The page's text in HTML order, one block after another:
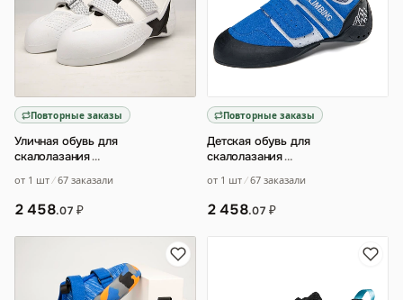
Повторные заказы
Уличная обувь для
скалолазания…
от 1 шт 67 заказали
2 458.07 ₽
Повторные заказы
Детская обувь для
скалолазания…
от 1 шт 67 заказали
2 458.07 ₽